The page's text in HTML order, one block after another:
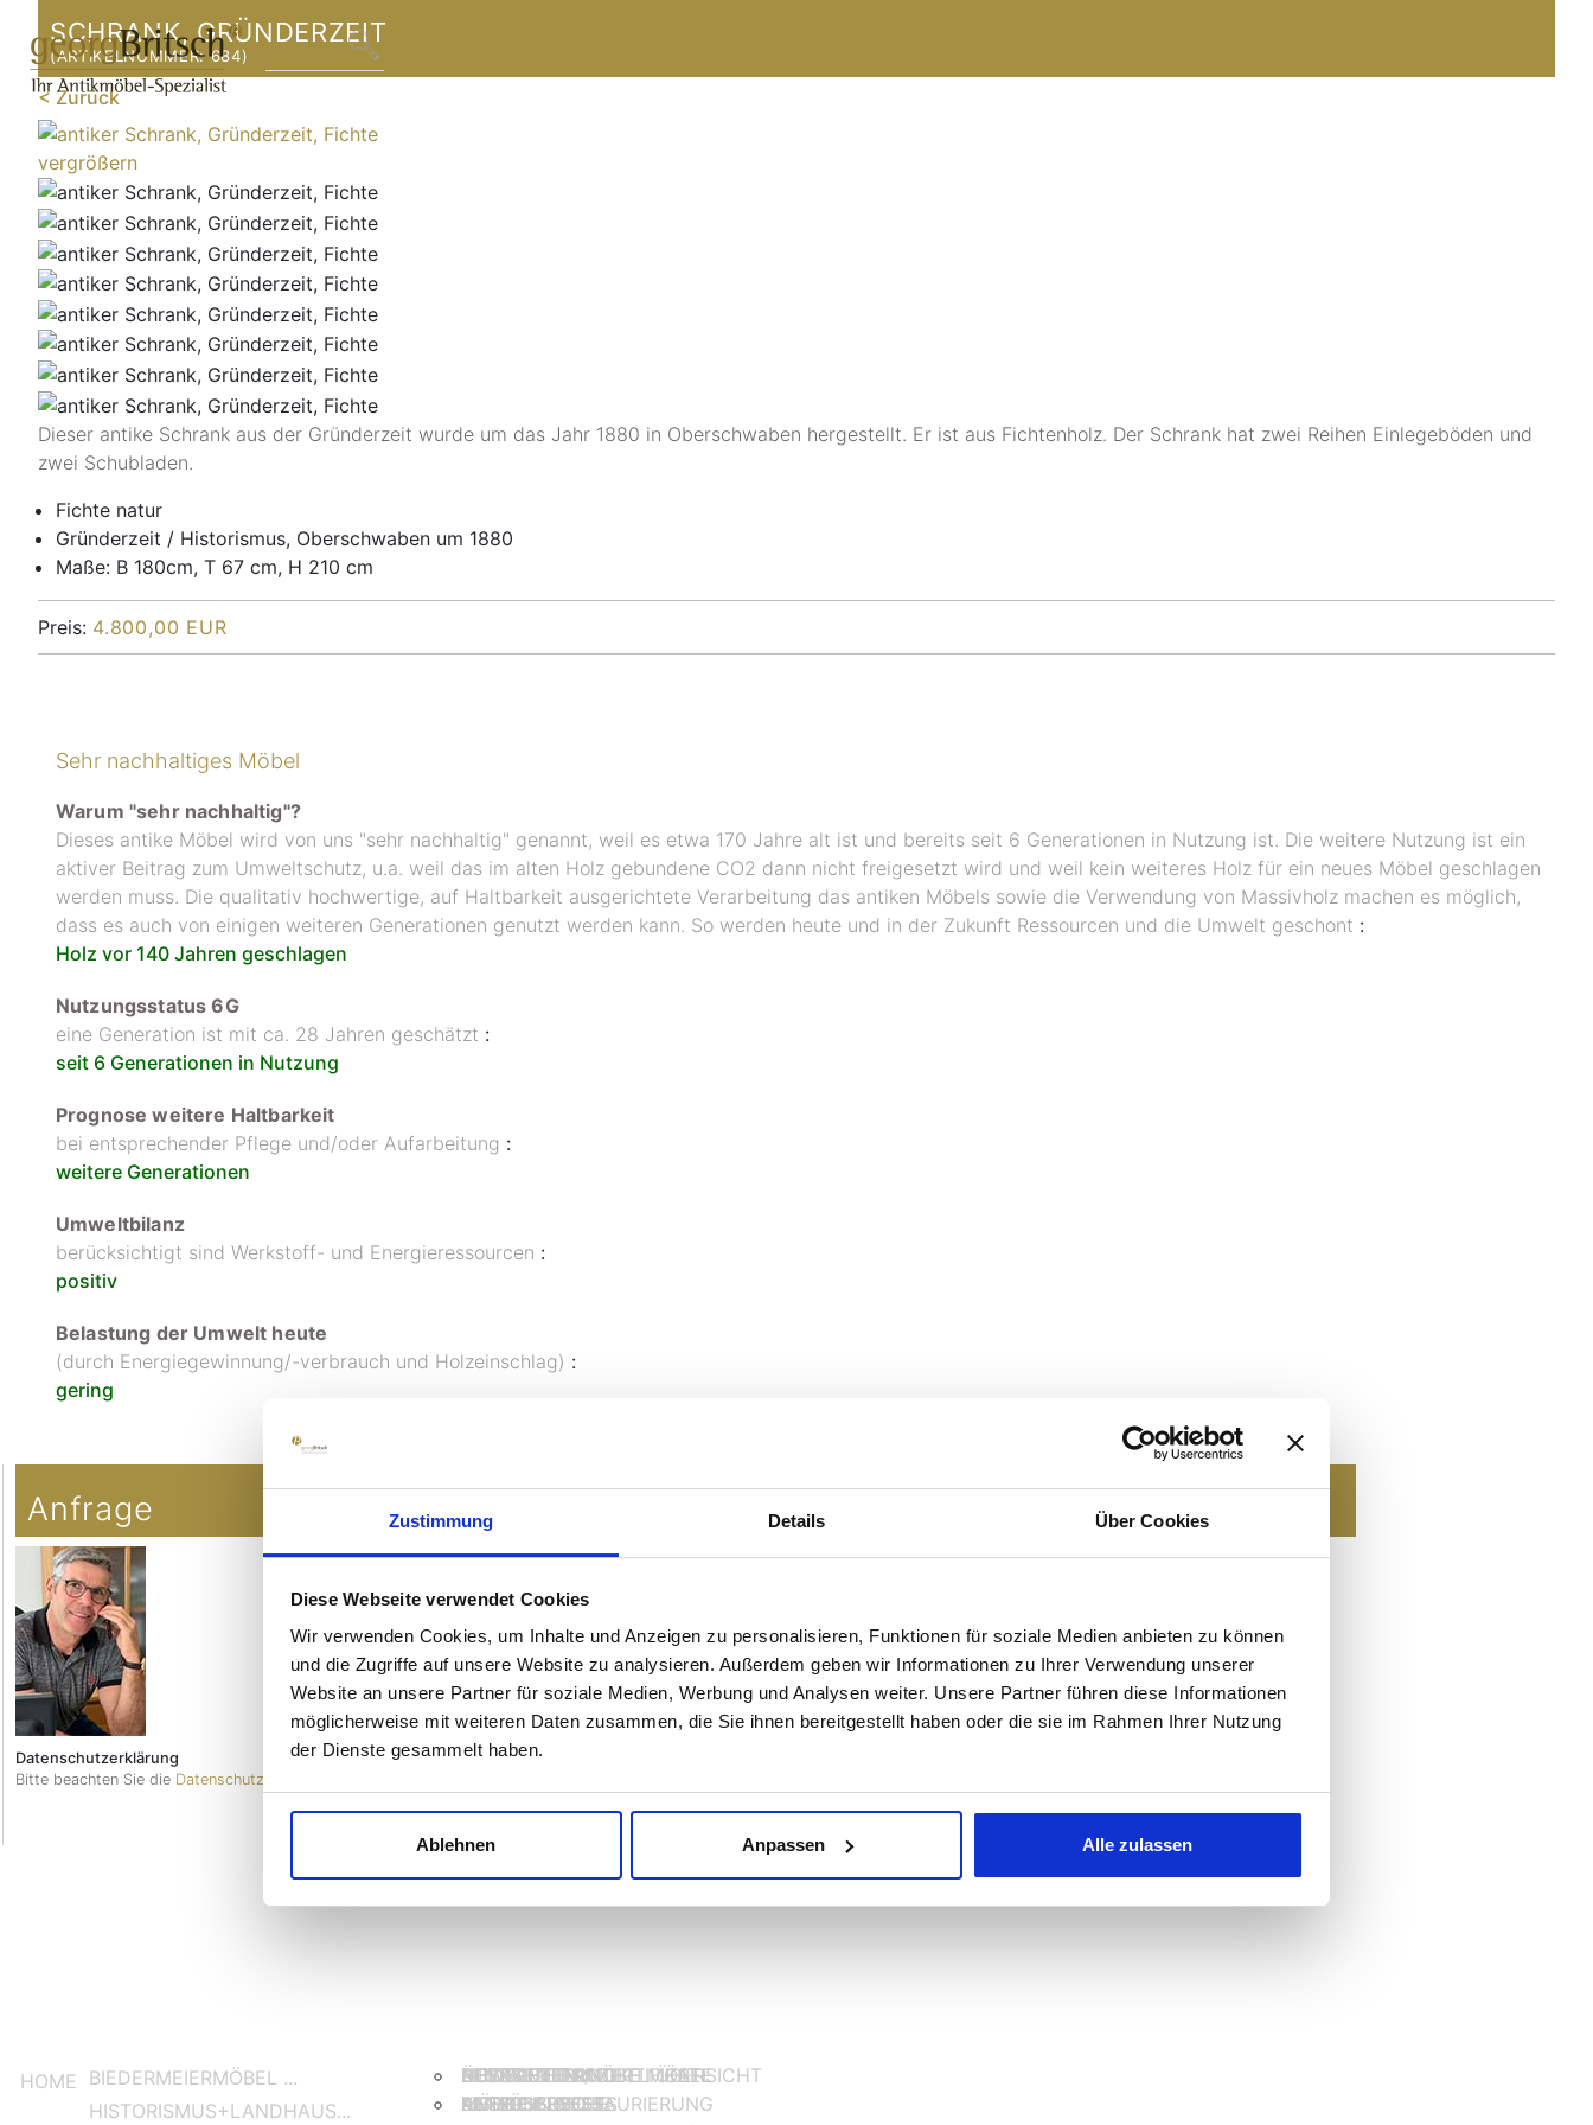
Zustimmung Details Über Cookies
Diese Webseite verwendet Cookies
Wir verwenden Cookies, um Inhalte und Anzeigen zu personalisieren, Funktionen für soziale Medien anbieten zu können
und die Zugriffe auf unsere Website zu analysieren. Außerdem geben wir Informationen zu Ihrer Verwendung unserer
Website an unsere Partner für soziale Medien, Werbung und Analysen weiter. Unsere Partner führen diese Informationen
möglicherweise mit weiteren Daten zusammen, die Sie ihnen bereitgestellt haben oder die sie im Rahmen Ihrer Nutzung
der Dienste gesammelt haben.
Ablehnen Anpassen Alle zulassen
HOME BIEDERMEIERMÖBEL ...
BIEDERMEIERMÖBEL ÜBERSICHT
AUSZIEHTISCHE
HISTORISMUS+LANDHAUS...
ÜBERSICHT ANTIKE MÖBEL
ANTIKE BUFFETS
RESTAURIERUNG
MÖBEL IN RESTAURIERUNG
NEWSLETTER
KATALOGE
GUTACHTEN / ZERTIFIKATE
LIEFERSERVICE
AUSSTELLUNG
PERSÖNLICHES
SCHRANK, GRÜNDERZEIT
(ARTIKELNUMMER:684)
< Zurück
vergrößern
Dieser antike Schrank aus der Gründerzeit wurde um das Jahr 1880 in Oberschwaben hergestellt. Er ist aus Fichtenholz. Der Schrank hat zwei Reihen Einlegeböden und
zwei Schubladen.
Fichte natur
Gründerzeit / Historismus, Oberschwaben um 1880
Maße: B 180cm, T 67 cm, H 210 cm
Preis: 4.800,00 EUR
Sehr nachhaltiges Möbel
Warum "sehr nachhaltig"?
Dieses antike Möbel wird von uns "sehr nachhaltig" genannt, weil es etwa 170 Jahre alt ist und bereits seit 6 Generationen in Nutzung ist. Die weitere Nutzung ist ein
aktiver Beitrag zum Umweltschutz, u.a. weil das im alten Holz gebundene CO2 dann nicht freigesetzt wird und weil kein weiteres Holz für ein neues Möbel geschlagen
werden muss. Die qualitativ hochwertige, auf Haltbarkeit ausgerichtete Verarbeitung das antiken Möbels sowie die Verwendung von Massivholz machen es möglich,
dass es auch von einigen weiteren Generationen genutzt werden kann. So werden heute und in der Zukunft Ressourcen und die Umwelt geschont :
Holz vor 140 Jahren geschlagen
Nutzungsstatus 6G
eine Generation ist mit ca. 28 Jahren geschätzt :
seit 6 Generationen in Nutzung
Prognose weitere Haltbarkeit
bei entsprechender Pflege und/oder Aufarbeitung :
weitere Generationen
Umweltbilanz
berücksichtigt sind Werkstoff- und Energieressourcen :
positiv
Belastung der Umwelt heute
(durch Energiegewinnung/-verbrauch und Holzeinschlag) :
gering
JoomShopping Download & Support
Anfrage
Georg Britsch
Direktkontakt:
+49(0)171-7709498
WHATSAPP
Datenschutzerklärung
Bitte beachten Sie die Datenschutzerklärung >